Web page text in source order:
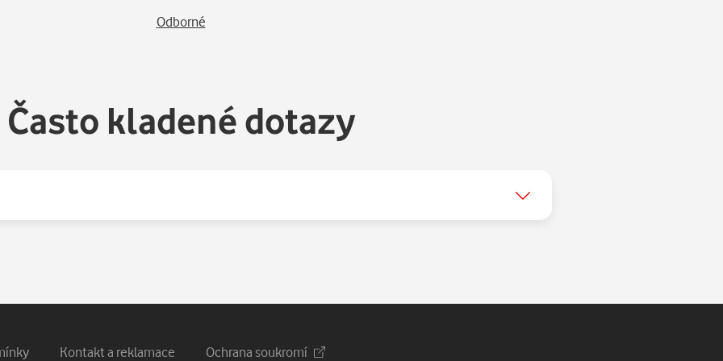
Odborné
Často kladené dotazy
Kontakt a reklamace Ochrana soukromí